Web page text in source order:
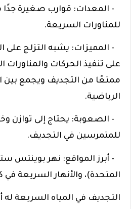
- المعدات: قوارب صغيرة
للمناورات السريعة.
- المميزات: يشبه التزلج على
على تنفيذ الحركات والمناورات
ممتعًا من التجديف ويجمع بين
الرياضية.
- الصعوبة: يحتاج إلى توازن
للمتمرسين في التجديف.
- أبرز المواقع: نهر بوينتس
المتحدة)، والأنهار السريعة في
التجديف في المياه السريعة له